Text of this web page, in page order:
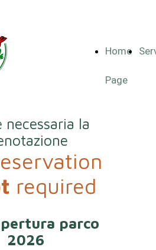
Home
Page
necessaria la
required
parco
2026